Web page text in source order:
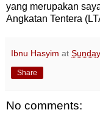
yang merupakan
Angkatan Tentera
Ibnu Hasyim at
Share
No comments: